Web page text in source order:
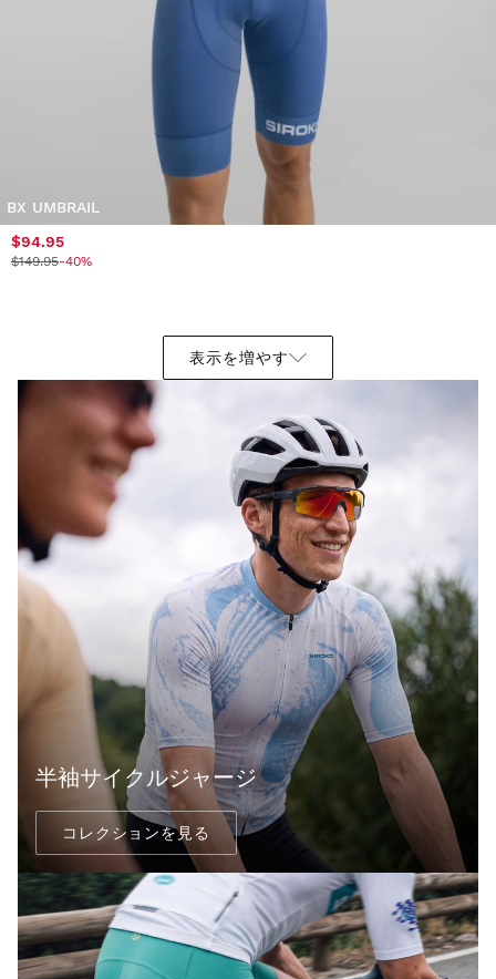
BX UMBRAIL
$94.95
$149.95-40%
表示を増やす
半袖サイクルジャージ
コレクションを見る